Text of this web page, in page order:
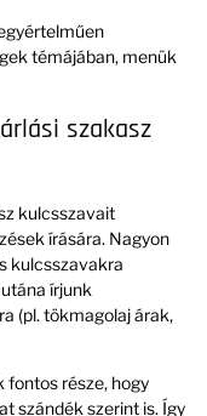
témájában, menük
szakasz
kulcsszavait
írására. Nagyon
kulcsszavakra
írjunk
(pl. tökmagolaj árak,
része, hogy
szándék szerint is. Így